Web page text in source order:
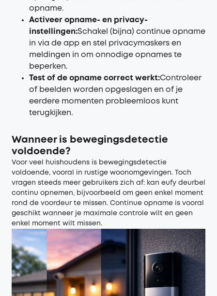
opname.
Activeer opname- en privacy-
instellingen:Schakel (bijna) continue opname
in via de app en stel privacymaskers en
meldingen in om onnodige opnames te
beperken.
Test of de opname correct werkt:Controleer
of beelden worden opgeslagen en of je
eerdere momenten probleemloos kunt
terugkijken.
Wanneer is bewegingsdetectie
voldoende?
Voor veel huishoudens is bewegingsdetectie
voldoende, vooral in rustige woonomgevingen. Toch
vragen steeds meer gebruikers zich af: kan eufy deurbel
continu opnemen, bijvoorbeeld om geen enkel moment
rond de voordeur te missen. Continue opname is vooral
geschikt wanneer je maximale controle wilt en geen
enkel moment wilt missen.